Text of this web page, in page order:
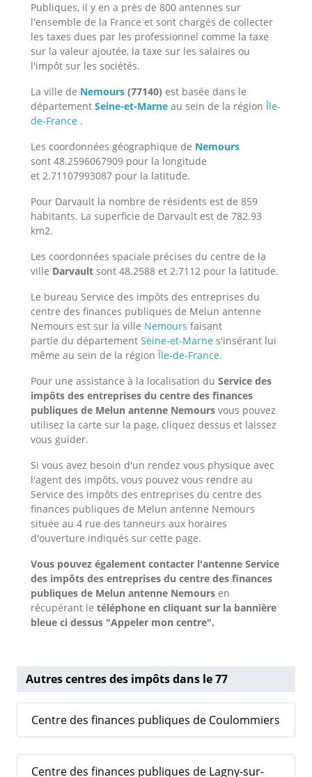
Publiques, il y en a près de 800 antennes sur
l'ensemble de la France et sont chargés de collecter
les taxes dues par les professionnel comme la taxe
sur la valeur ajoutée, la taxe sur les salaires ou
l'impôt sur les sociétés.
La ville de Nemours (77140) est basée dans le
département Seine-et-Marne au sein de la régionÎle-
de-France .
Les coordonnées géographique de Nemours
sont 48.2596067909 pour la longitude
et 2.71107993087 pour la latitude.
Pour Darvault la nombre de résidents est de 859
habitants. La superficie de Darvault est de 782.93
km2.
Les coordonnées spaciale précises du centre de la
ville Darvault sont 48.2588 et 2.7112 pour la latitude.
Le bureau Service des impôts des entreprises du
centre des finances publiques de Melun antenne
Nemours est sur la ville Nemours faisant
partie du département Seine-et-Marne s'insérant lui
même au sein de la régionÎle-de-France.
Pour une assistance à la localisation du Service des
impôts des entreprises du centre des finances
publiques de Melun antenne Nemours vous pouvez
utilisez la carte sur la page, cliquez dessus et laissez
vous guider.
Si vous avez besoin d'un rendez vous physique avec
l'agent des impôts, vous pouvez vous rendre au
Service des impôts des entreprises du centre des
finances publiques de Melun antenne Nemours
située au 4 rue des tanneurs aux horaires
d'ouverture indiqués sur cette page.
Vous pouvez également contacter l'antenne Service
des impôts des entreprises du centre des finances
publiques de Melun antenne Nemours en
récupérant le téléphone en cliquant sur la bannière
bleue ci dessus "Appeler mon centre".
Autres centres des impôts dans le 77
Centre des finances publiques de Coulommiers
Centre des finances publiques de Lagny-sur-